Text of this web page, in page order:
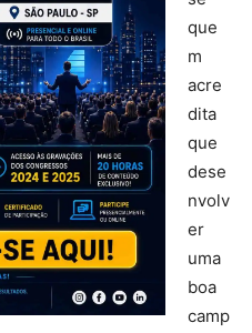
que
m
acre
dita
que
dese
nvolv
er
uma
boa
camp